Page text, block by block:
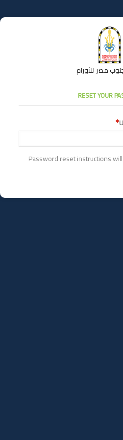
مصر للأورام
RESET YOUR
Password reset instructions